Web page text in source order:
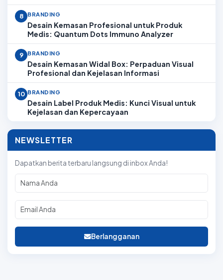
8 BRANDING
Desain Kemasan Profesional untuk Produk
Medis: Quantum Dots Immuno Analyzer
9 BRANDING
Desain Kemasan Widal Box: Perpaduan Visual
Profesional dan Kejelasan Informasi
10 BRANDING
Desain Label Produk Medis: Kunci Visual untuk
Kejelasan dan Kepercayaan
NEWSLETTER
Dapatkan berita terbaru langsung di inbox Anda!
Berlangganan